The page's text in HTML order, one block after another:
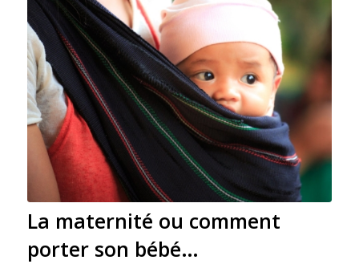
La maternité ou comment
porter son bébé…